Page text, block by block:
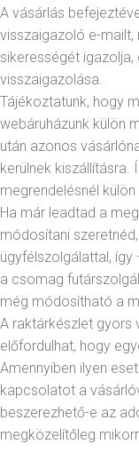
A vásárlás
visszaigazoló e-
sikerességét
visszaigazolása.
Tájékoztatunk, hogy
webáruházunk külön
után azonos
kerülnek kiszállításra.
megrendelésnél
Ha már leadtad a
módosítani
ügyfélszolgálattal,
a csomag
még módosítható a
A raktárkészlet gyors
előfordulhat, hogy
Amennyiben ilyen
kapcsolatot a
beszerezhető-e az
megközelítőleg